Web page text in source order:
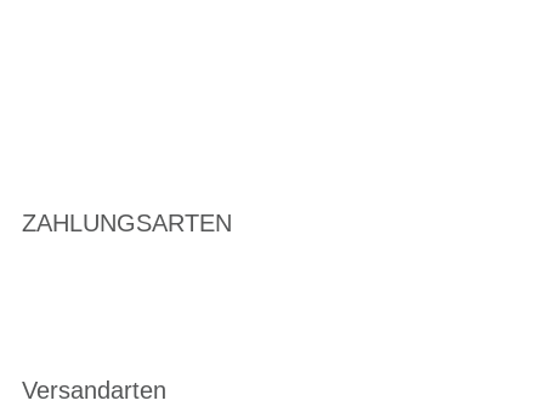
ZAHLUNGSARTEN
Versandarten